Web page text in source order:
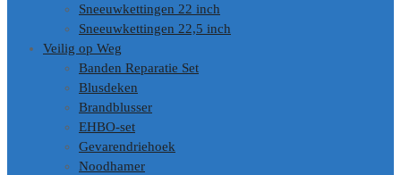
Sneeuwkettingen 22 inch
Sneeuwkettingen 22,5 inch
Veilig op Weg
Banden Reparatie Set
Blusdeken
Brandblusser
EHBO-set
Gevarendriehoek
Noodhamer